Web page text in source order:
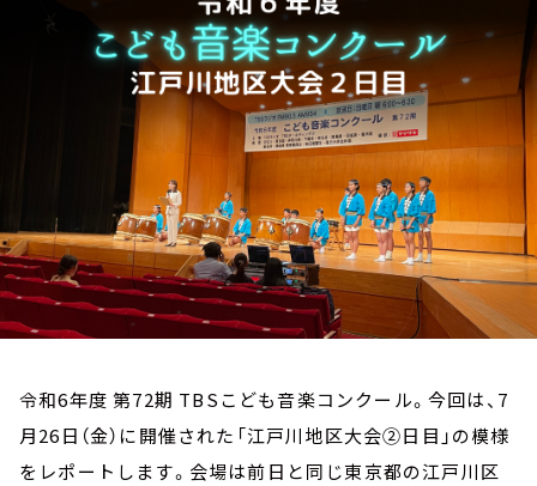
イベント・グッズ
YouTube
会社情報
令和6年度 第72期 TBSこども音楽コンクール。今回は、7
月26日（金）に開催された「江戸川地区大会②日目」の模様
をレポートします。会場は前日と同じ東京都の江戸川区